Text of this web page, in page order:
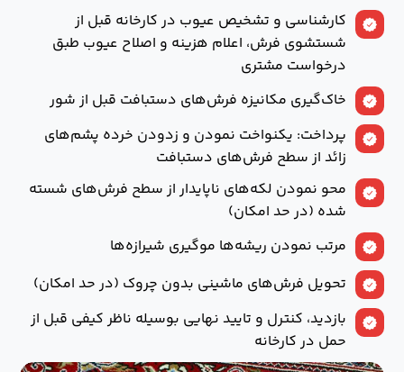
كارشناسی و تشخيص عيوب در كارخانه قبل از
شستشوی فرش، اعلام هزينه و اصلاح عيوب طبق
درخواست مشتری
خاك‌گيری مکانیزه فرش‌های دستبافت قبل از شور
پرداخت: يكنواخت نمودن و زدودن خرده پشم‌های
زائد از سطح فرش‌های دستبافت
محو نمودن لکه‌های ناپایدار از سطح فرش‌های شسته
شده (در حد امکان)
مرتب نمودن ريشه‌ها موگيری شيرازه‌ها
تحویل فرش‌های ماشینی بدون چروک (در حد امکان)
بازدید، کنترل و تایید نهایی بوسیله ناظر کیفی قبل از
حمل در کارخانه